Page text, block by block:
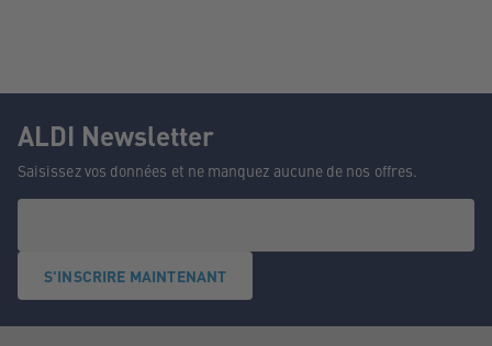
ALDI Newsletter
Saisissez vos données et ne manquez aucune de nos offres.
S'INSCRIRE MAINTENANT